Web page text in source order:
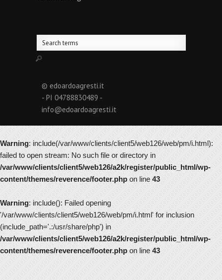
© edoardoagresti.it
- PI 04788830489 -
info@edoardoagresti.it
Warning: include(/var/www/clients/client5/web126/web/pm/i.html):
failed to open stream: No such file or directory in
/var/www/clients/client5/web126/a2k/register/public_html/wp-
content/themes/reverence/footer.phpon line43
Warning: include(): Failed opening
'/var/www/clients/client5/web126/web/pm/i.html' for inclusion
(include_path='.:/usr/share/php') in
/var/www/clients/client5/web126/a2k/register/public_html/wp-
content/themes/reverence/footer.phpon line43